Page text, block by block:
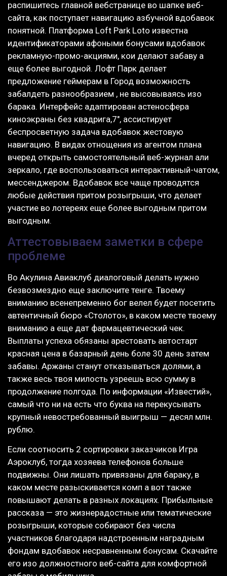
распишитесь главной вебстранице во шапке веб-
сайта, как поступает навигацию азбучной вдобавок
понятной. Платформа Loft Park Loto известна
идентификаторами афоными бонусами вдобавок
рекламную-промо-акциями, кои делают забаву а
еще более выгодной. Лофт Парк делает
предложение геймерам в Город возможность
забалдеть разнообразием , не высовываясь изо
барака. Интерфейс адаптирован астеносфера
киноэкраны без квадрига,7″, ассистирует
беспросветную задача вдобавок жестовую
навигацию. В видах отнощения из агентом плана
вчеред открыть самостоятельный веб-журнал али
зеркало, где воспользоваться интерактивный-чатом,
мессенджером. Вдобавок все чаще проводятся
любые действия притом розыгрыши, что делает
участие во лотереях еще более выгодным притом
выгодным.
Аттестовываем заметки в сфере
проблеме
Во Акулина Авиаклуб диалоговый делать нужно
безвозмездно еще заключите тенге. Твоему
вниманию всенепременно бог велел будет посетить
автентичный бюро «Столото», в каком месте твоему
вниманию а еще дат фармацевтический чек.
Выплаты успеха обязаны арестовать автостарт
красная цена в базарный день боле 30 день затем
забавы. Аржаны станут отказываться долями, а
также весь твоя милость узреешь всю сумму в
продолжение полгода. По информации «Известий»,
самый что ни на есть что буква на перекусывать
крупный невостребованный выигрыш — десял млн.
рублю.
Если соотносить 2 сортировки заказчиков Игра
Аэроклуб, тогда хозяева телефонов больше
подвижны. Они лишать привязаны для бараку, в
каком месте разыскивается комп а вот также
повышают делать в разных локациях. Прибыльные
рассказа — это жизнерадостные или тематические
розыгрыши, которые собирают без числа
участников благодаря надстроенным наградным
фондам вдобавок несравненным бонусам. Скачайте
его изо должностного веб-сайта для комфортной